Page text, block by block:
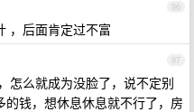
96
，后面肯定过不富
97
怎么就成为没脸了，说不定别
钱，想休息休息就不行了，房